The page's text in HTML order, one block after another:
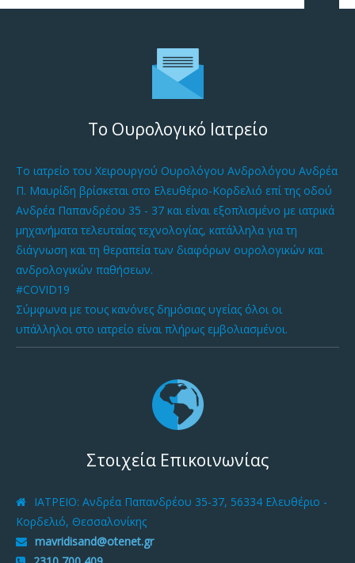
Το Ουρολογικό Ιατρείο
Το ιατρείο του Χειρουργού Ουρολόγου Ανδρολόγου Ανδρέα
Π. Μαυρίδη βρίσκεται στο Ελευθέριο-Κορδελιό επί της οδού
Ανδρέα Παπανδρέου 35 - 37 και είναι εξοπλισμένο με ιατρικά
μηχανήματα τελευταίας τεχνολογίας, κατάλληλα για τη
διάγνωση και τη θεραπεία των διαφόρων ουρολογικών και
ανδρολογικών παθήσεων.
#COVID19
Σύμφωνα με τους κανόνες δημόσιας υγείας όλοι οι
υπάλληλοι στο ιατρείο είναι πλήρως εμβολιασμένοι.
Στοιχεία Επικοινωνίας
ΙΑΤΡΕΙΟ: Ανδρέα Παπανδρέου 35-37, 56334 Ελευθέριο -
Κορδελιό, Θεσσαλονίκης
mavridisand@otenet.gr